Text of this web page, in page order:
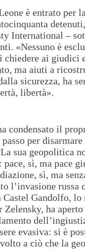
è entrato per
International –
«Nessuno è
ai giudici
ma aiuti a
sicurezza, ha
libertà».
condensato il
per
sua geopolitica
sì, ma pace
sì, ma
l’invasione russa
Gandolfo, lo
ha
evasiva: si è
a ciò che la